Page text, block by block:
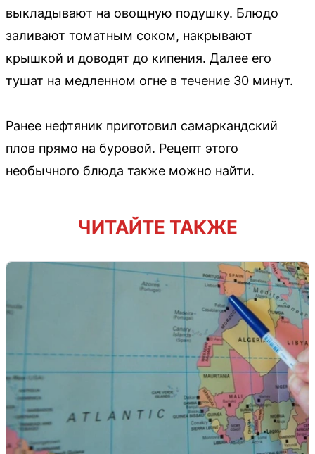
выкладывают на овощную подушку. Блюдо
заливают томатным соком, накрывают
крышкой и доводят до кипения. Далее его
тушат на медленном огне в течение 30 минут.
Ранее нефтяник приготовил самаркандский
плов прямо на буровой. Рецепт этого
необычного блюда также можно найти.
ЧИТАЙТЕ ТАКЖЕ